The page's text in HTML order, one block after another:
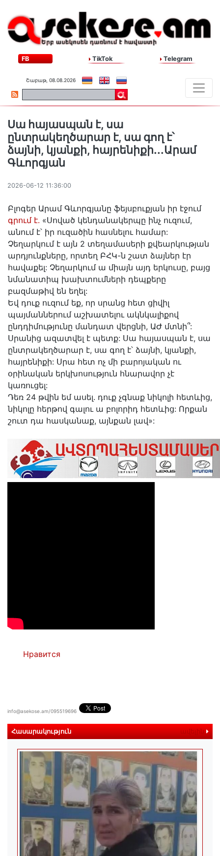
FB TikTok Telegram
Շաբաթ, 08.08.2026
Սա հայասպան է, սա
ընտրակեղծարար է, սա գող է՝
ձայնի, կյանքի, հայրենիքի․․․Արամ
Գևորգյան
2026-06-12 11:36:00
Բլոգեր Արամ Գևորգյանը ֆեյսբուքյան իր էջում
գրում է․ «Սոված կենդանակերպը ինչ ուզում,
անում է՝ իր ուզածին հասնելու համար:
Չեղարկում է այն 2 տեղամասերի քվեարկության
արդյունքները, որտեղ ԲՀԿ-ն շատ ձայներ էր
հավաքել: Չեղարկում ա միայն այդ երկուսը, բայց
նմանատիպ խախտումների դեպքերը
բազմաթիվ են եղել:
Եվ դուք ուզում եք, որ սրանց հետ ցիվիլ
պայմաններում աշխատելու ակնկալիքով
ընդդիմությունը մանդատ վերցնի, ԱԺ մտնի՞:
Սրանից ազատվել է պետք: Սա հայասպան է, սա
ընտրակեղծարար է, սա գող է՝ ձայնի, կյանքի,
հայրենիքի: Սրա հետ ոչ մի բարոյական ու
օրինական երկխոսություն հնարավոր չէ
կառուցել:
Դեռ 24 թվին եմ ասել. դուք չգնաք նիկոլի հետևից,
նիկոլը հերթով գալու ա բոլորիդ հետևից: Որքան
շուտ դա հասկանաք, այնքան լավ»:
Нравится
info@asekose.am/095519696
Հասարակություն ավելին